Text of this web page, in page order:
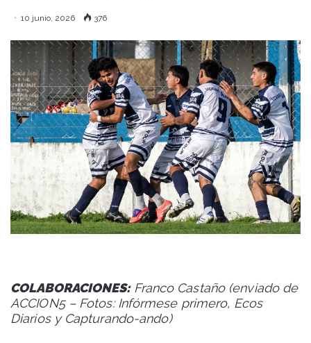
10 junio, 2026 376
COLABORACIONES:Franco Castaño (enviado de
ACCION5 – Fotos: Infórmese primero, Ecos
Diarios y Capturando-ando)